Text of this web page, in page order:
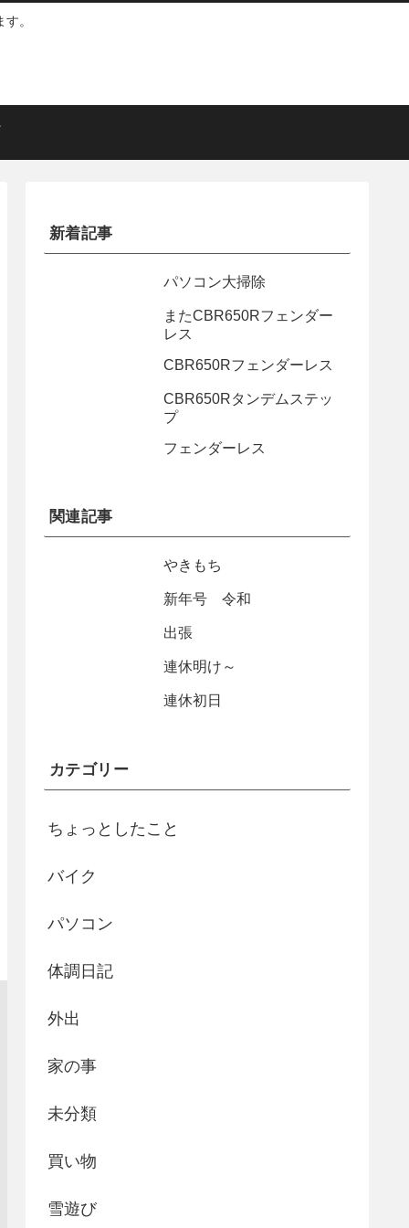
。
新着記事
パソコン大掃除
またCBR650Rフェンダー
レス
CBR650Rフェンダーレス
CBR650Rタンデムステッ
プ
フェンダーレス
関連記事
やきもち
新年号 令和
出張
連休明け～
連休初日
カテゴリー
ちょっとしたこと
バイク
パソコン
体調日記
外出
家の事
未分類
買い物
雪遊び